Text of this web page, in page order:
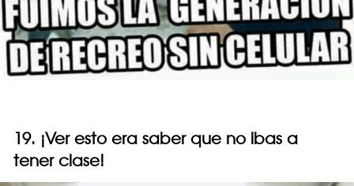
19. ¡Ver esto era saber que no ibas a
tener clase!